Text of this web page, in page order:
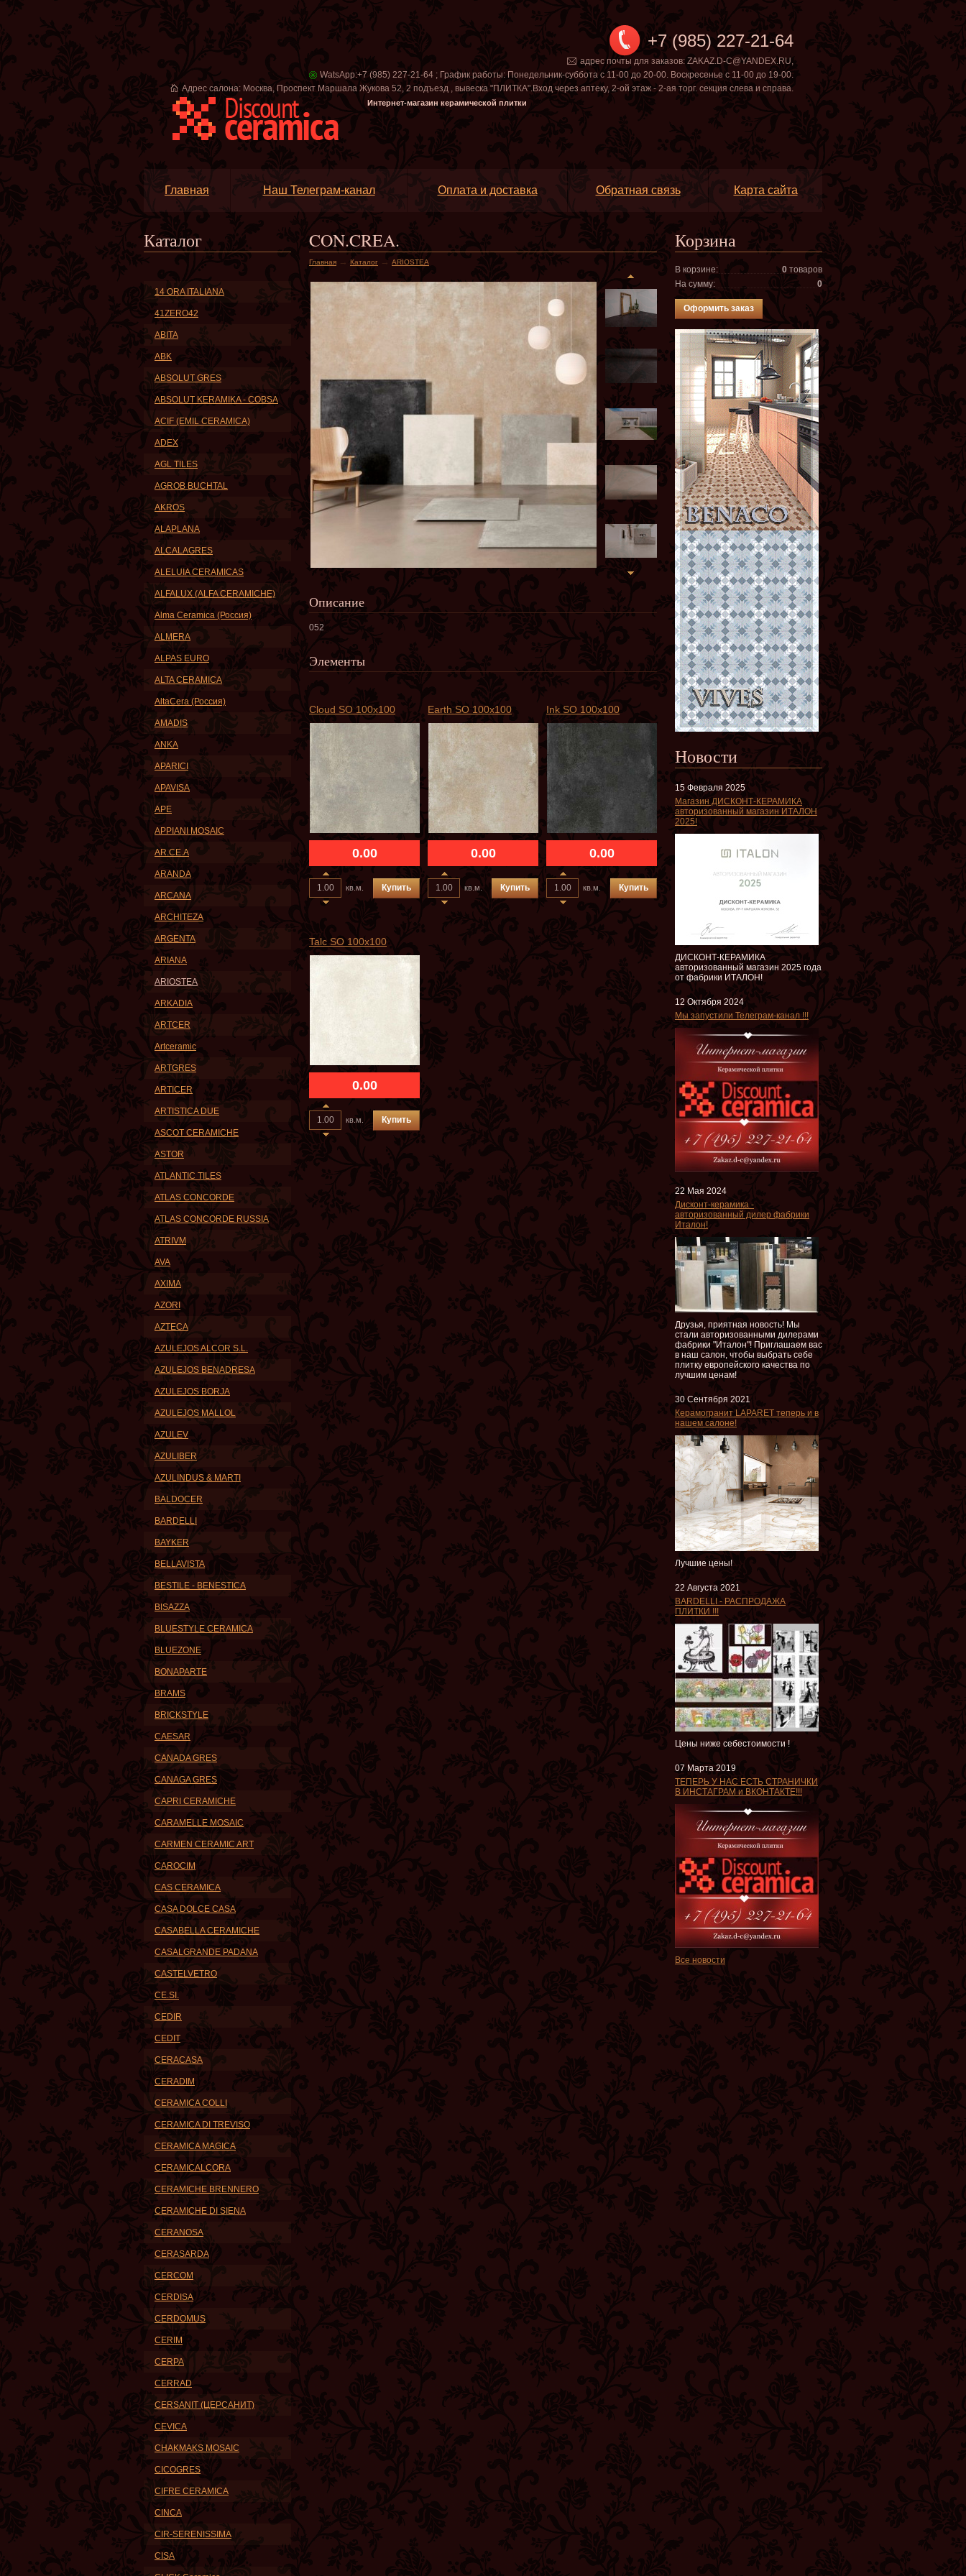
+7 (985) 227-21-64
адрес почты для заказов: ZAKAZ.D-C@YANDEX.RU,
WatsApp:+7 (985) 227-21-64 ; График работы: Понедельник-суббота с 11-00 до 20-00. Воскресенье с 11-00 до 19-00.
Адрес салона: Москва, Проспект Маршала Жукова 52, 2 подъезд , вывеска "ПЛИТКА".Вход через аптеку, 2-ой этаж - 2-ая торг. секция слева и справа.
Интернет-магазин керамической плитки
Главная Наш Телеграм-канал Оплата и доставка Обратная связь Карта сайта
CON.CREA.
Главная → Каталог → ARIOSTEA
Описание
052
Элементы
Cloud SO 100х100
0.00
кв.м. Купить
Earth SO 100х100
0.00
кв.м. Купить
Ink SO 100х100
0.00
кв.м. Купить
Talc SO 100х100
0.00
кв.м. Купить
Каталог
14 ORA ITALIANA
41ZERO42
ABITA
ABK
ABSOLUT GRES
ABSOLUT KERAMIKA - COBSA
ACIF (EMIL CERAMICA)
ADEX
AGL TILES
AGROB BUCHTAL
AKROS
ALAPLANA
ALCALAGRES
ALELUIA CERAMICAS
ALFALUX (ALFA CERAMICHE)
Alma Ceramica (Россия)
ALMERA
ALPAS EURO
ALTA CERAMICA
AltaCera (Россия)
AMADIS
ANKA
APARICI
APAVISA
APE
APPIANI MOSAIC
AR.CE.A
ARANDA
ARCANA
ARCHITEZA
ARGENTA
ARIANA
ARIOSTEA
ARKADIA
ARTCER
Artceramic
ARTGRES
ARTICER
ARTISTICA DUE
ASCOT CERAMICHE
ASTOR
ATLANTIC TILES
ATLAS CONCORDE
ATLAS CONCORDE RUSSIA
ATRIVM
AVA
AXIMA
AZORI
AZTECA
AZULEJOS ALCOR S.L.
AZULEJOS BENADRESA
AZULEJOS BORJA
AZULEJOS MALLOL
AZULEV
AZULIBER
AZULINDUS & MARTI
BALDOCER
BARDELLI
BAYKER
BELLAVISTA
BESTILE - BENESTICA
BISAZZA
BLUESTYLE CERAMICA
BLUEZONE
BONAPARTE
BRAMS
BRICKSTYLE
CAESAR
CANADA GRES
CANAGA GRES
CAPRI CERAMICHE
CARAMELLE MOSAIC
CARMEN CERAMIC ART
CAROCIM
CAS CERAMICA
CASA DOLCE CASA
CASABELLA CERAMICHE
CASALGRANDE PADANA
CASTELVETRO
CE.SI.
CEDIR
CEDIT
CERACASA
CERADIM
CERAMICA COLLI
CERAMICA DI TREVISO
CERAMICA MAGICA
CERAMICALCORA
CERAMICHE BRENNERO
CERAMICHE DI SIENA
CERANOSA
CERASARDA
CERCOM
CERDISA
CERDOMUS
CERIM
CERPA
CERRAD
CERSANIT (ЦЕРСАНИТ)
CEVICA
CHAKMAKS MOSAIC
CICOGRES
CIFRE CERAMICA
CINCA
CIR-SERENISSIMA
CISA
Корзина
В корзине: 0 товарoв
На сумму:
0
Оформить заказ
Новости
15 Февраля 2025
Магазин ДИСКОНТ-КЕРАМИКА
авторизованный магазин ИТАЛОН
2025!
ДИСКОНТ-КЕРАМИКА
авторизованный магазин 2025 года
от фабрики ИТАЛОН!
12 Октября 2024
Мы запустили Телеграм-канал !!!
22 Мая 2024
Дисконт-керамика -
авторизованный дилер фабрики
Италон!
Друзья, приятная новость! Мы
стали авторизованными дилерами
фабрики "Италон"! Приглашаем вас
в наш салон, чтобы выбрать себе
плитку европейского качества по
лучшим ценам!
30 Сентября 2021
Керамогранит LAPARET теперь и в
нашем салоне!
Лучшие цены!
22 Августа 2021
BARDELLI - РАСПРОДАЖА
ПЛИТКИ !!!
Цены ниже себестоимости !
07 Марта 2019
ТЕПЕРЬ У НАС ЕСТЬ СТРАНИЧКИ
В ИНСТАГРАМ и ВКОНТАКТЕ!!!
Все новости